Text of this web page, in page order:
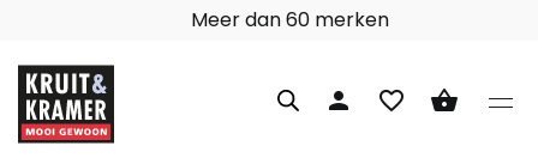
97% klanttevredenheid
person favorite_border shopping_basket